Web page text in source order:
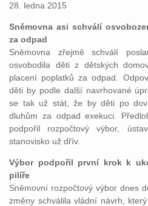
28. ledna 2015
Sněmovna asi schválí
za odpad
Sněmovna zřejmě schválí
osvobodila děti z dětských
placení poplatků za odpad.
děti by podle další navrhované
se tak už stát, že by děti po
dluhům za odpad exekuci.
podpořil rozpočtový výbor,
stanovisko už dřív.
Výbor podpořil první krok k
pilíře
Sněmovní rozpočtový výbor dnes
změny schválila vládní návrh,